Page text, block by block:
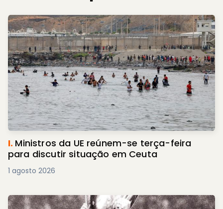
I. Ministros da UE reúnem-se terça-feira
para discutir situação em Ceuta
1 agosto 2026